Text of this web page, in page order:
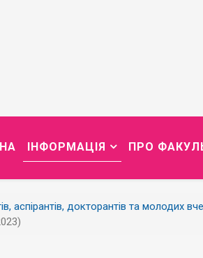
ІНФОРМАЦІЯ ПРО
аспірантів, докторантів та молодих